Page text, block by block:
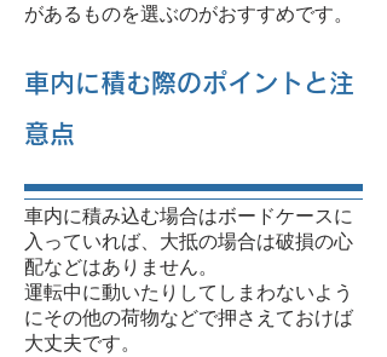
があるものを選ぶのがおすすめです。
車内に積む際のポイントと注
意点
車内に積み込む場合はボードケースに
入っていれば、大抵の場合は破損の心
配などはありません。
運転中に動いたりしてしまわないよう
にその他の荷物などで押さえておけば
大丈夫です。